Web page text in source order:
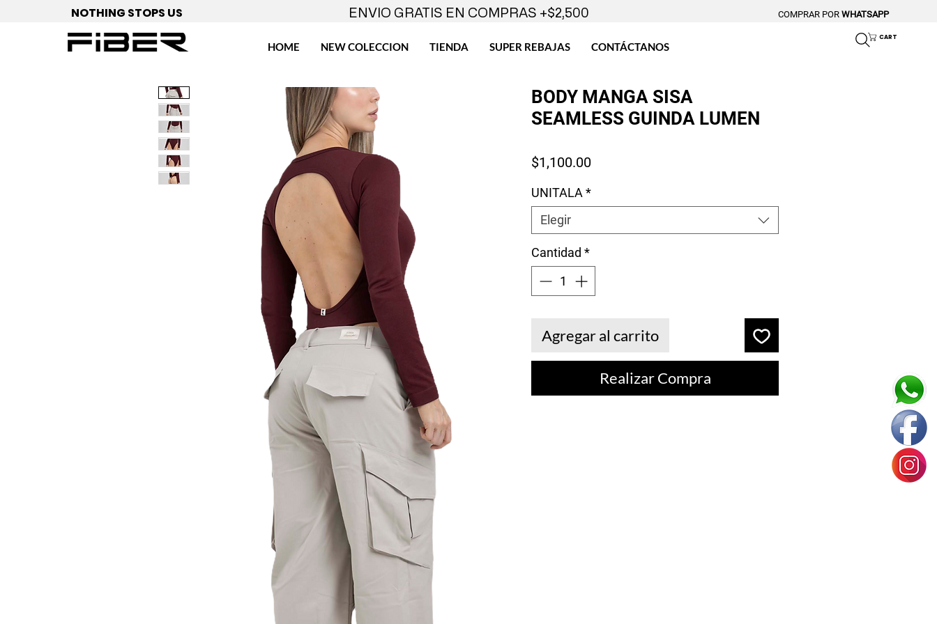
NOTHING STOPS US
HOME NEW COLECCION TIENDA SUPER REBAJAS CONTÁCTANOS
ENVIO GRATIS EN COMPRAS +$2,500
CART
COMPRAR POR WHATSAPP
BODY MANGA SISA
SEAMLESS GUINDA LUMEN
$1,100.00Precio
UNITALA *
Elegir
Cantidad *
Agregar al carrito
Realizar Compra